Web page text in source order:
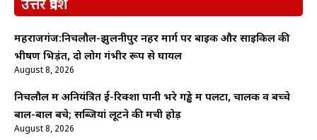
उत्तर प्रदेश
महराजगंज:निचलौल-झुलनीपुर नहर मार्ग पर बाइक और साइकिल की
भीषण भिड़ंत, दो लोग गंभीर रूप से घायल
August 8, 2026
निचलौल में अनियंत्रित ई-रिक्शा पानी भरे गड्ढे में पलटा, चालक व बच्चे
बाल-बाल बचे; सब्जियां लूटने की मची होड़
August 8, 2026